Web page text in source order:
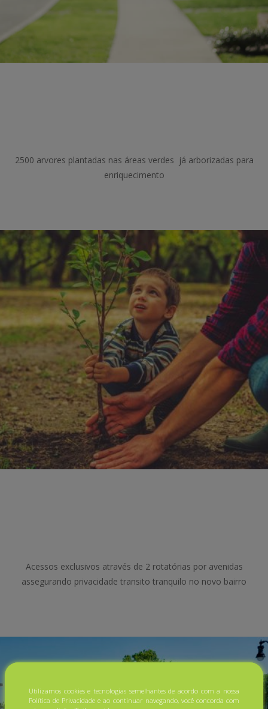
2500 arvores plantadas nas áreas verdes já arborizadas para
enriquecimento
Acessos exclusivos através de 2 rotatórias por avenidas
assegurando privacidade transito tranquilo no novo bairro
Utilizamos cookies e tecnologias semelhantes de acordo com a nossa
Política de Privacidade e ao continuar navegando, você concorda com